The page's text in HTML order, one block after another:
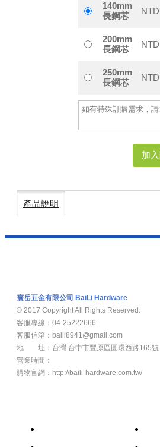
140mm
長鋼芯
200mm
長鋼芯
250mm
長鋼芯
加
產品說明
寰岳五金有限公司 BaiLi Hardware
© 2017 Copyright All Rights Reserved.
客服專線：04-25222666
客服信箱：baili8941@gmail.com
地 址：台灣 台中市豐原區圓環西路165號
營業時間：
購物官網：http://baili-hardware.com.tw/